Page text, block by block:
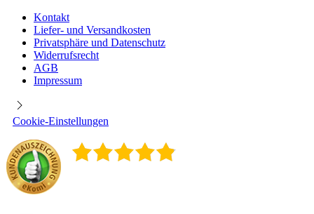
Kontakt
Liefer- und Versandkosten
Privatsphäre und Datenschutz
Widerrufsrecht
AGB
Impressum
Cookie-Einstellungen